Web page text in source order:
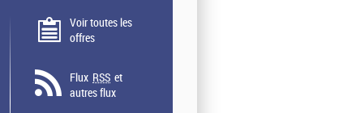
Voir toutes les
offres
Flux RSS et
autres flux